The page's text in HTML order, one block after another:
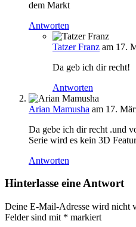
dem Markt
Antworten
Tatzer Franz am 17.
Da geb ich dir recht!
Antworten
Arian Mamusha am 17.
Da gebe ich dir recht .und
Serie wird es kein 3D
Antworten
Hinterlasse eine Antwort
Deine E-Mail-Adresse wird nicht
Felder sind mit * markiert